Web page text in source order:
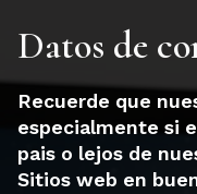
Datos de
Recuerde que
especialmente si
pais o lejos de
Sitios web en